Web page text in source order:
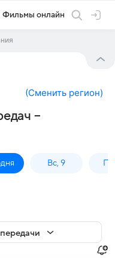
Фильмы онлайн
(Сменить регион)
–
Вс, 9